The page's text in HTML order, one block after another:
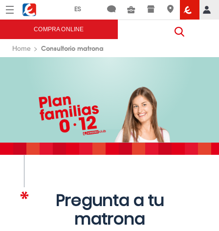
Menú Eroski
COMPRA ONLINE
Home Consultorio matrona
Pregunta a tu
matrona